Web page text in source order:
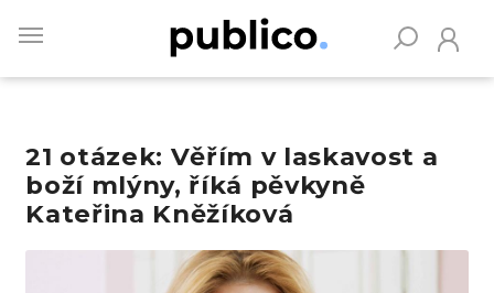
main
21 otázek: Věřím v laskavost a
boží mlýny, říká pěvkyně
Kateřina Kněžíková
Obrázek
Vyhledávejte na Publiku